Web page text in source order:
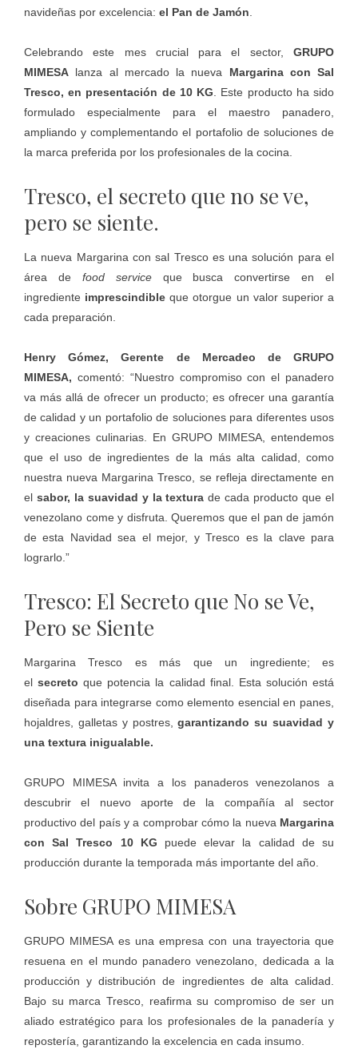
navideñas por excelencia: el Pan de Jamón
Celebrando este mes crucial para el sector, GRUPO
MIMESA lanza al mercado la nueva Margarina con Sal
Tresco, en presentación de 10 KG . Este producto ha sido
formulado especialmente para el maestro panadero,
ampliando y complementando el portafolio de soluciones de
la marca preferida por los profesionales de la cocina.
Tresco, el secreto que no se ve,
pero se siente.
La nueva Margarina con sal Tresco es una solución para el
área de food serviceque busca convertirse en el
ingrediente imprescindible que otorgue un valor superior a
cada preparación.
Henry Gómez, Gerente de Mercadeo de GRUPO
MIMESA, comentó: “Nuestro compromiso con el panadero
va más allá de ofrecer un producto; es ofrecer una garantía
de calidad y un portafolio de soluciones para diferentes usos
y creaciones culinarias. En GRUPO MIMESA, entendemos
que el uso de ingredientes de la más alta calidad, como
nuestra nueva Margarina Tresco, se refleja directamente en
el sabor, la suavidad y la textura de cada producto que el
venezolano come y disfruta. Queremos que el pan de jamón
de esta Navidad sea el mejor, y Tresco es la clave para
lograrlo.”
Tresco: El Secreto que No se Ve,
Pero se Siente
Margarina Tresco es más que un ingrediente; es
elsecreto que potencia la calidad final. Esta solución está
diseñada para integrarse como elemento esencial en panes,
hojaldres, galletas y postres,garantizando su suavidad y
una textura inigualable.
GRUPO MIMESA invita a los panaderos venezolanos a
descubrir el nuevo aporte de la compañía al sector
productivo del país y a comprobar cómo la nueva Margarina
con Sal Tresco 10 KG puede elevar la calidad de su
producción durante la temporada más importante del año.
Sobre GRUPO MIMESA
GRUPO MIMESA es una empresa con una trayectoria que
resuena en el mundo panadero venezolano, dedicada a la
producción y distribución de ingredientes de alta calidad.
Bajo su marca Tresco, reafirma su compromiso de ser un
aliado estratégico para los profesionales de la panadería y
repostería, garantizando la excelencia en cada insumo.